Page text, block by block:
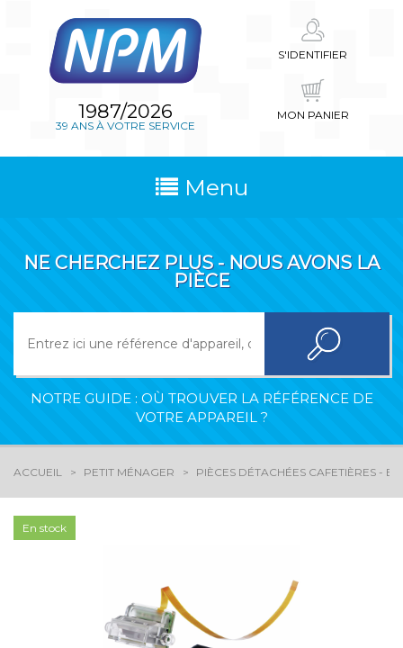
1987/2026
39 ANS À VOTRE SERVICE
S'IDENTIFIER
MON PANIER
Menu
NE CHERCHEZ PLUS - NOUS AVONS LA
PIÈCE
NOTRE GUIDE : OÙ TROUVER LA RÉFÉRENCE DE
VOTRE APPAREIL ?
ACCUEIL PETIT MÉNAGER PIÈCES DÉTACHÉES CAFETIÈRES -
En stock